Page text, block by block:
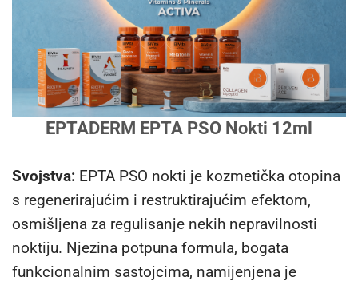
EPTADERM EPTA PSO Nokti 12ml
Svojstva: EPTA PSO nokti je kozmetička otopina
s regenerirajućim i restruktirajućim efektom,
osmišljena za regulisanje nekih nepravilnosti
noktiju. Njezina potpuna formula, bogata
funkcionalnim sastojcima, namijenjena je